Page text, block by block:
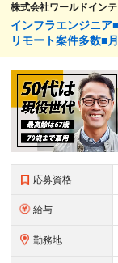
株式会社ワールドイン
インフラエンジニア
リモート案件多数■
応募資格
給与
勤務地